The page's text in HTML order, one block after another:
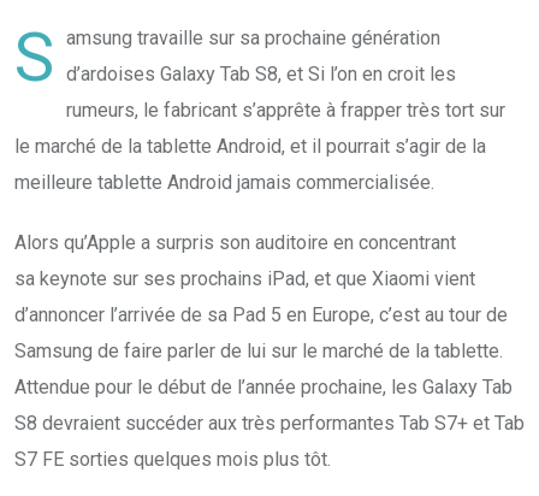
S
amsung travaille sur sa prochaine génération
d’ardoises Galaxy Tab S8, et Si l’on en croit les
rumeurs, le fabricant s’apprête à frapper très tort sur
le marché de la tablette Android, et il pourrait s’agir de la
meilleure tablette Android jamais commercialisée.
Alors qu’Apple a surpris son auditoire en concentrant
sa keynote sur ses prochains iPad, et que Xiaomi vient
d’annoncer l’arrivée de sa Pad 5 en Europe, c’est au tour de
Samsung de faire parler de lui sur le marché de la tablette.
Attendue pour le début de l’année prochaine, les Galaxy Tab
S8 devraient succéder aux très performantes Tab S7+ et Tab
S7 FE sorties quelques mois plus tôt.